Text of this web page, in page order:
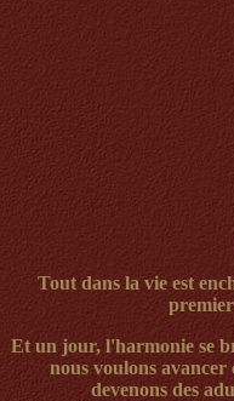
Tout dans la vie est
Et un jour, l'harmonie se
nous voulons avancer
devenons des